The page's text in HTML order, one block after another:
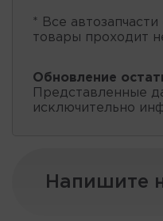
* Все автозапчасти
товары проходит
Обновление
Представленные
исключительно
Напишите